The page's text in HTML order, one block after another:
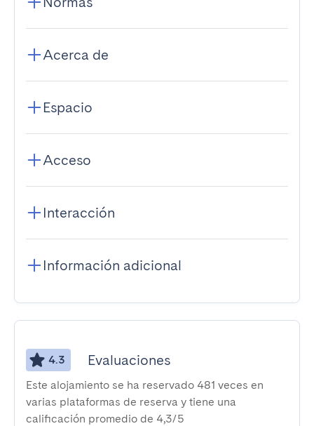
Acerca de
Espacio
Acceso
Interacción
Información adicional
4.3 Evaluaciones
Este alojamiento se ha reservado 481 veces en
varias plataformas de reserva y tiene una
calificación promedio de 4,3/5